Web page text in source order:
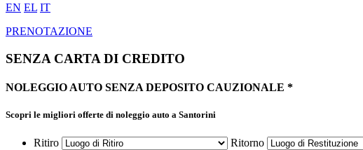
EN EL IT
PRENOTAZIONE
SENZA CARTA DI CREDITO
NOLEGGIO AUTO SENZA DEPOSITO CAUZIONALE *
Scopri le migliori offerte di noleggio auto a Santorini
Ritiro Ritorno